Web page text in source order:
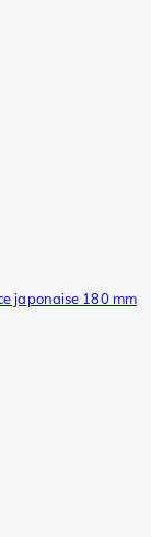
japonaise 180 mm